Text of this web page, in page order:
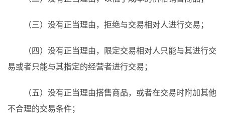
（三）没有正当理由，拒绝与交易相对人进行交易；
（四）没有正当理由，限定交易相对人只能与其进行交
易或者只能与其指定的经营者进行交易；
（五）没有正当理由搭售商品，或者在交易时附加其他
不合理的交易条件；